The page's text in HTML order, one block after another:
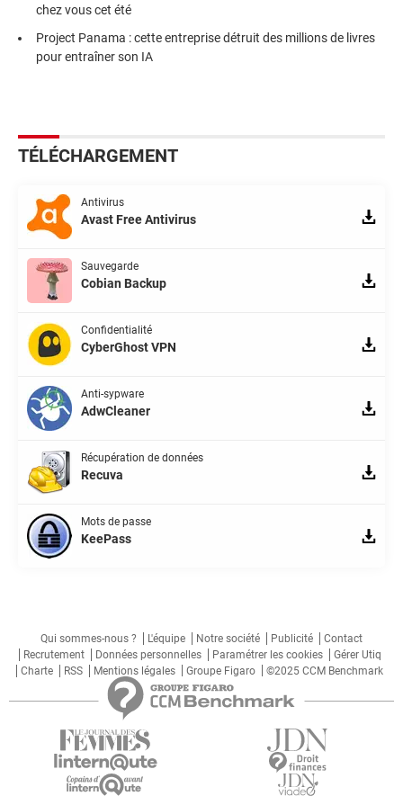
chez vous cet été
Project Panama : cette entreprise détruit des millions de livres
pour entraîner son IA
TÉLÉCHARGEMENT
Antivirus
Avast Free Antivirus
Sauvegarde
Cobian Backup
Confidentialité
CyberGhost VPN
Anti-sypware
AdwCleaner
Récupération de données
Recuva
Mots de passe
KeePass
Qui sommes-nous ? L'équipe Notre société Publicité
Contact
Recrutement
Données personnelles Paramétrer les cookies
Gérer Utiq
Charte
RSS Mentions légales Groupe Figaro ©2025 CCM Benchmark